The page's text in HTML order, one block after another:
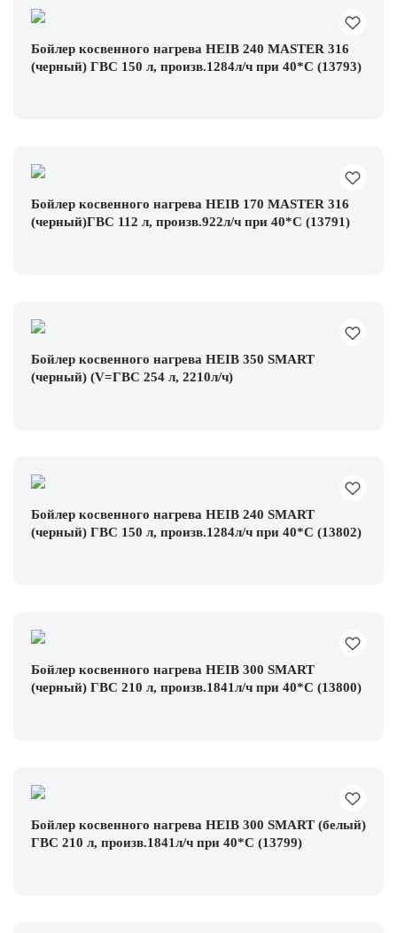
Бойлер косвенного нагрева HEIB 240 MASTER 316
(черный) ГВС 150 л, произв.1284л/ч при 40*С (13793)
Бойлер косвенного нагрева HEIB 170 MASTER 316
(черный)ГВС 112 л, произв.922л/ч при 40*С (13791)
Бойлер косвенного нагрева HEIB 350 SMART
(черный) (V=ГВС 254 л, 2210л/ч)
Бойлер косвенного нагрева HEIB 240 SMART
(черный) ГВС 150 л, произв.1284л/ч при 40*С (13802)
Бойлер косвенного нагрева HEIB 300 SMART
(черный) ГВС 210 л, произв.1841л/ч при 40*С (13800)
Бойлер косвенного нагрева HEIB 300 SMART (белый)
ГВС 210 л, произв.1841л/ч при 40*С (13799)